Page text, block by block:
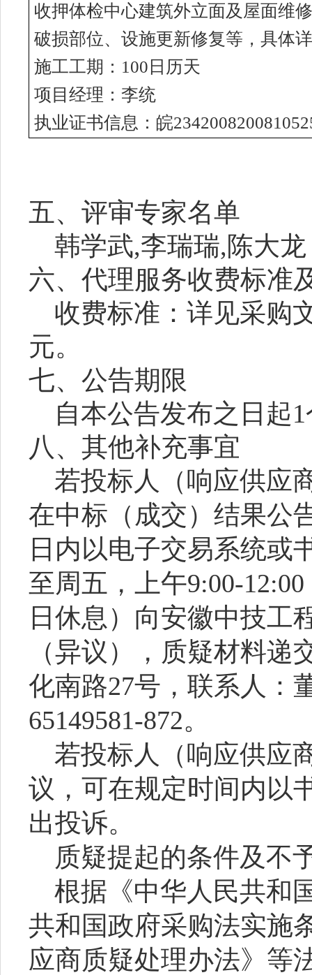
收押体检中心建筑外立面及屋面维
破损部位、设施更新修复等，具体
施工工期： 100日历天
项目经理：李统
执业证书信息：皖
五、评审专家名单
韩学武,李瑞瑞,陈大龙
六、代理服务收费标准
收费标准：详见采购
元。
七、公告期限
自本公告发布之日起
八、其他补充事宜
若投标人（响应供应
在中标（成交）结果公
日内以电子交易系统或
至周五，上午9:00-
日休息）向安徽中技工
（异议），质疑材料递
化南路27号 ， 联系人：
65149581-872。
若投标人（响应供应
议，可在规定时间内以
出投诉。
质疑提起的条件及不
根据《中华人民共和
共和国政府采购法实施
应商质疑处理办法》等